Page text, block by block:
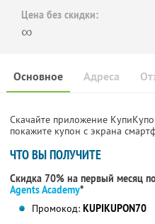
Цена без скидки:
∞
Основное Адреса
Скачайте приложение
покажите купон с экрана
ЧТО ВЫ ПОЛУЧИТЕ
Скидка 70% на первый месяц
Agents Academy*
Промокод: KUPIKUPON70